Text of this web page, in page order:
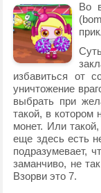
Во
избавиться от
уничтожение
выбрать при
такой, в котором
монет. Или
еще здесь есть
подразумевает,
заманчиво, не
Взорви это 7.